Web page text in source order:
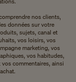
nos clients,
données sur votre
sujets, canal et
vos loisirs, vos
marketing, vos
vos habitudes,
commentaires, ainsi